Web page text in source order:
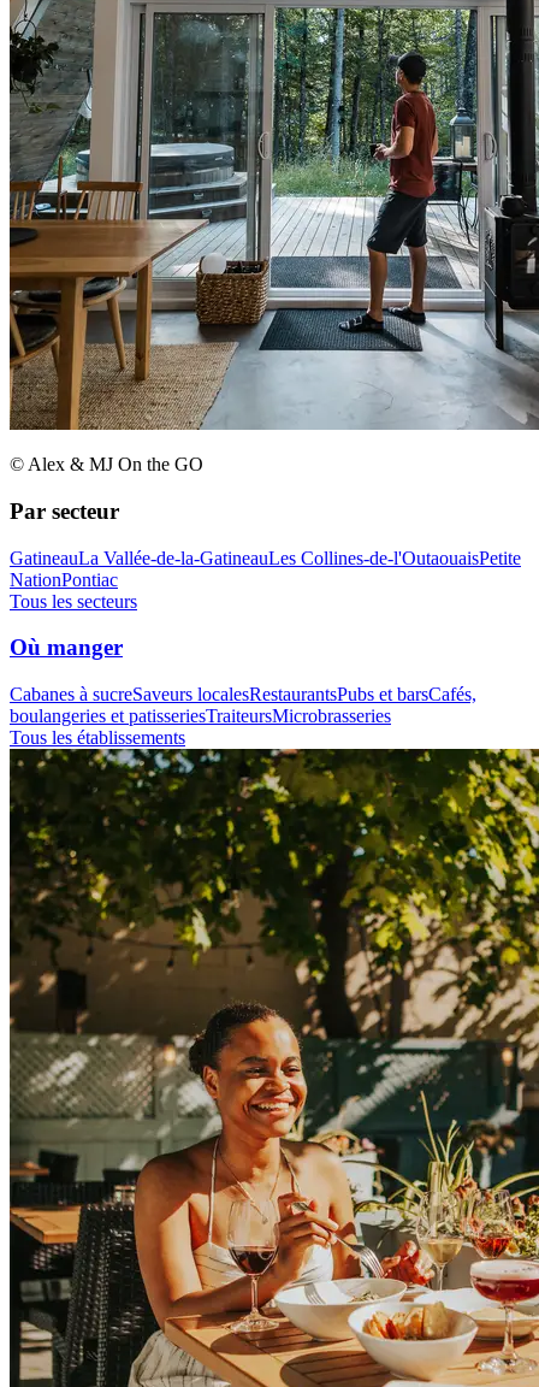
© Alex & MJ On the GO
Par secteur
GatineauLa Vallée-de-la-GatineauLes Collines-de-l'OutaouaisPetite
NationPontiac
Tous les secteurs
Où manger
Cabanes à sucreSaveurs localesRestaurantsPubs et barsCafés,
boulangeries et patisseriesTraiteursMicrobrasseries
Tous les établissements